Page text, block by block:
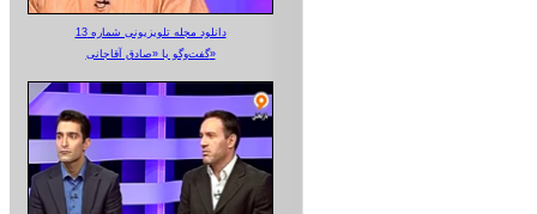
دانلود مجله تلویزیونی شماره 13
گفت‌وگو با «صادق آقاجانی»